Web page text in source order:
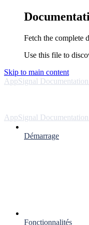
Fetch the complete
Use this file to
Skip to main content
AppSignal Documentation
AppSignal Documentation
Démarrage
Fonctionnalités